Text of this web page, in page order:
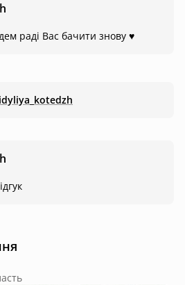
завжди були на зв’язку й
питаннями. Видно, що місце
куди
не раз. Щиро рекомендуємо
серед природи, тишу, комфорт і
раді Вас бачити знову ♥️
idyliya_kotedzh